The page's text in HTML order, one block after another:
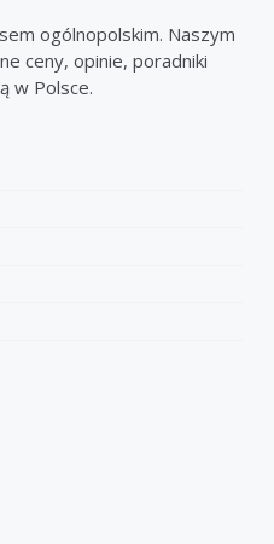
ogólnopolskim. Naszym
ceny, opinie, poradniki
w Polsce.